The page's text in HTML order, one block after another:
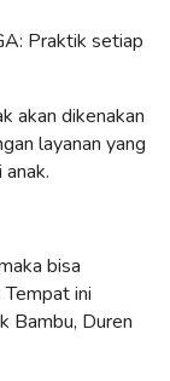
Praktik setiap
akan dikenakan
layanan yang
bisa
ini
Bambu, Duren